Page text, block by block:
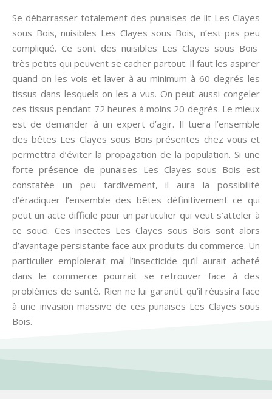
Se débarrasser totalement des punaises de lit Les Clayes
sous Bois, nuisibles Les Clayes sous Bois, n’est pas peu
compliqué. Ce sont des nuisibles Les Clayes sous Bois
très petits qui peuvent se cacher partout. Il faut les aspirer
quand on les vois et laver à au minimum à 60 degrés les
tissus dans lesquels on les a vus. On peut aussi congeler
ces tissus pendant 72 heures à moins 20 degrés. Le mieux
est de demander à un expert d’agir. Il tuera l’ensemble
des bêtes Les Clayes sous Bois présentes chez vous et
permettra d’éviter la propagation de la population. Si une
forte présence de punaises Les Clayes sous Bois est
constatée un peu tardivement, il aura la possibilité
d’éradiquer l’ensemble des bêtes définitivement ce qui
peut un acte difficile pour un particulier qui veut s’atteler à
ce souci. Ces insectes Les Clayes sous Bois sont alors
d’avantage persistante face aux produits du commerce. Un
particulier emploierait mal l’insecticide qu’il aurait acheté
dans le commerce pourrait se retrouver face à des
problèmes de santé. Rien ne lui garantit qu’il réussira face
à une invasion massive de ces punaises Les Clayes sous
Bois.